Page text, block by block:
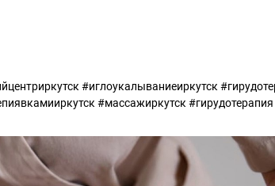
#иглоукалываниеиркутск
#массажиркутск